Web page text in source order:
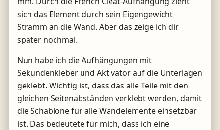
sich das Element durch sein Eigengewicht
Stramm an die Wand. Aber das zeige ich dir
später nochmal.
Nun habe ich die Aufhängungen mit
Sekundenkleber und Aktivator auf die Unterlagen
geklebt. Wichtig ist, dass das alle Teile mit den
gleichen Seitenabständen verklebt werden, damit
die Schablone für alle Wandelemente einsetzbar
ist. Das bedeutete für mich, dass ich eine